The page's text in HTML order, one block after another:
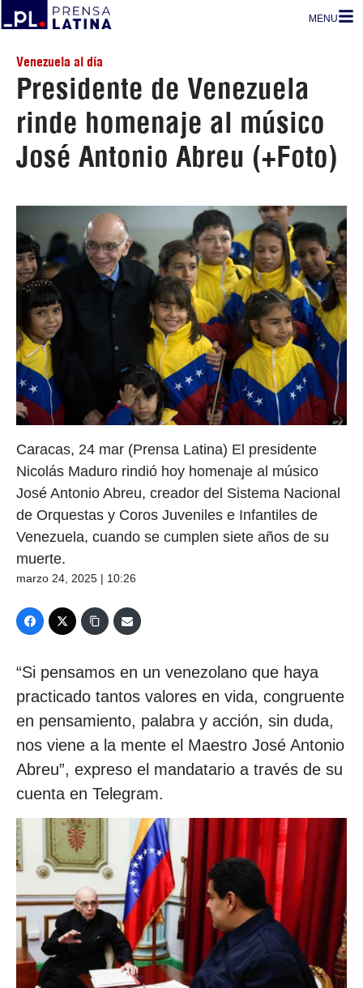
MENU
Venezuela al día
Presidente de Venezuela
rinde homenaje al músico
José Antonio Abreu (+Foto)
Caracas, 24 mar (Prensa Latina) El presidente
Nicolás Maduro rindió hoy homenaje al músico
José Antonio Abreu, creador del Sistema Nacional
de Orquestas y Coros Juveniles e Infantiles de
Venezuela, cuando se cumplen siete años de su
muerte.
marzo 24, 2025 | 10:26
“Si pensamos en un venezolano que haya
practicado tantos valores en vida, congruente
en pensamiento, palabra y acción, sin duda,
nos viene a la mente el Maestro José Antonio
Abreu”, expreso el mandatario a través de su
cuenta en Telegram.